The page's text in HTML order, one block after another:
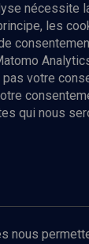
Envoyer
des
nécessite
les
votre
qui nous
nous